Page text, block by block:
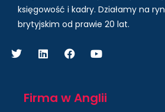
księgowość i kadry. Działamy na
brytyjskim od prawie 20 lat.
Firma w Anglii